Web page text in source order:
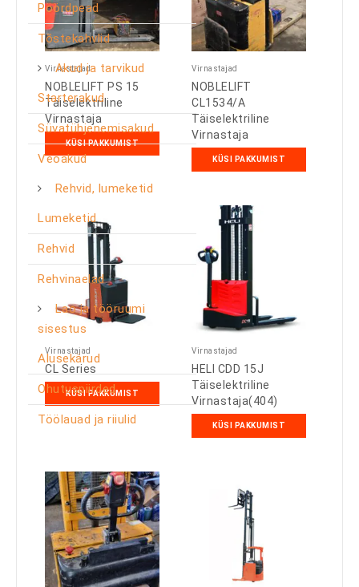
Pöördpead
Tõstekahvlid
Akud ja tarvikud
Starterakud
Süvatühjenemisakud
Veoakud
Rehvid, lumeketid
Lumeketid
Rehvid
Rehvinaelad
Lao ja tööruumi
sisestus
Alusekärud
Ohutuspiirded
Töölauad ja riiulid
Virnastajad
NOBLELIFT PS 15
Täiselektriline
Virnastaja
KÜSI PAKKUMIST
Virnastajad
NOBLELIFT
CL1534/A
Täiselektriline
Virnastaja
KÜSI PAKKUMIST
Virnastajad
CL Series
KÜSI PAKKUMIST
Virnastajad
HELI CDD 15J
Täiselektriline
Virnastaja(404)
KÜSI PAKKUMIST